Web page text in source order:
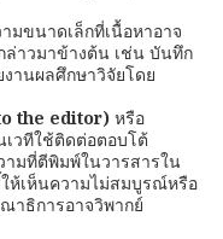
มขนาดเล็กที่เนื้อหาอาจ
ล่าวมาข้างต้น เช่น บันทึก
านผลศึกษาวิจัยโดย
the editor) หรือ
วทีใช้ติดต่อตอบโต้
ามที่ตีพิมพ์ในวารสารใน
ห้เห็นความไม่สมบูรณ์หรือ
าธิการอาจวิพากย์